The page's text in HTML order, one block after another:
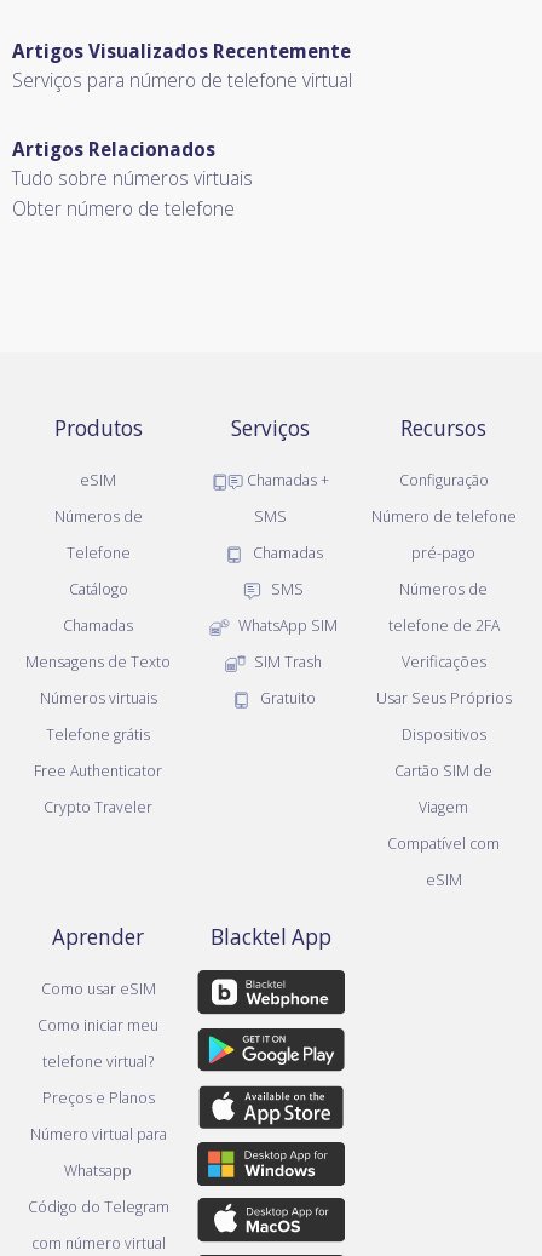
Artigos Visualizados Recentemente
Serviços para número de telefone virtual
Artigos Relacionados
Tudo sobre números virtuais
Obter número de telefone
Produtos
eSIM
Números de
Telefone
Catálogo
Chamadas
Mensagens de Texto
Números virtuais
Telefone grátis
Free Authenticator
Crypto Traveler
Serviços
Chamadas +
SMS
Chamadas
SMS
WhatsApp SIM
SIM Trash
Gratuito
Recursos
Configuração
Número de telefone
pré-pago
Números de
telefone de 2FA
Verificações
Usar Seus Próprios
Dispositivos
Cartão SIM de
Viagem
Compatível com
eSIM
Aprender
Como usar eSIM
Como iniciar meu
telefone virtual?
Preços e Planos
Número virtual para
Whatsapp
Código do Telegram
com número virtual
Blacktel App